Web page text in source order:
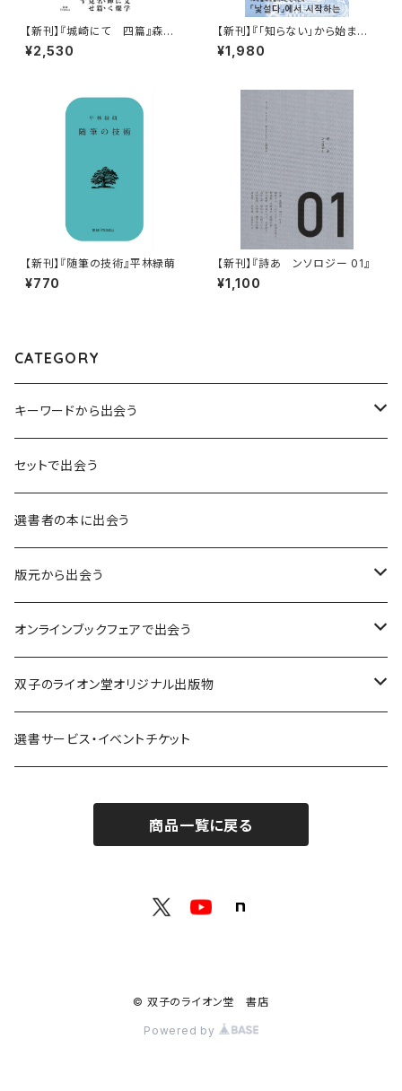
【新刊】『城崎にて 四篇』森見
登美彦・円居挽・あをにまる・草
香去来（サイン本）
¥2,530
【新刊】『「知らない」から始まる 1
0代の娘に聞く韓国文学のこと』
（ま）＆ アサノタカオ
¥1,980
【新刊】『随筆の技術』平林緑萌
¥770
【新刊】『詩あ ンソロジー 01』
¥1,100
CATEGORY
キーワードから出会う
言葉：思考の種となるもの
異界：日常から離れた視点
意志：自ら進む力
解体：固定観念を壊す
熱源：情熱を呼び起こす
共鳴：他者や世界とつながる
記憶：過去と向き合う
余白：答えを出さない時間
セットで出会う
選書者の本に出会う
版元から出会う
荒蝦夷フェア
クオン
寿郎社
オンラインブックフェアで出会う
本屋発の文芸誌『しししし』フェア！！
韓国文学フェア！！
ZINE・同人誌フェア！！（2023年11月）
詩歌フェア！！（2023年10月）
双子のライオン堂オリジナル出版物
書籍
選書サービス・イベントチケット
商品一覧に戻る
© 双子のライオン堂 書店
Powered by